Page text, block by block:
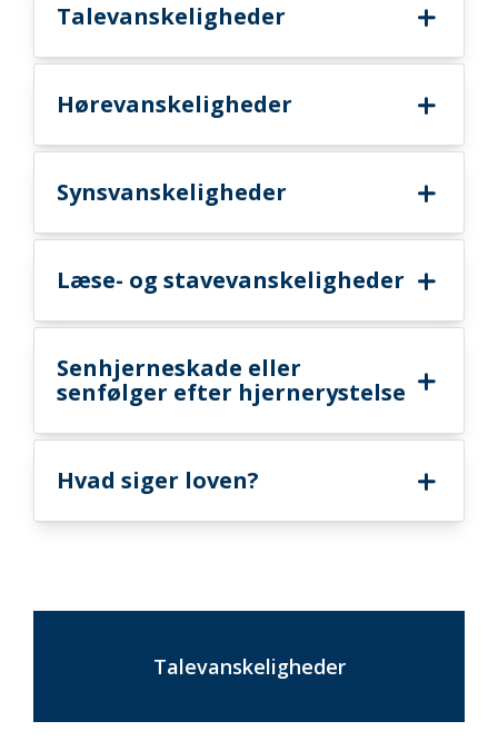
Talevanskeligheder
Hørevanskeligheder
Synsvanskeligheder
Læse- og stavevanskeligheder
Senhjerneskade eller
senfølger efter hjernerystelse
Hvad siger loven?
Talevanskeligheder